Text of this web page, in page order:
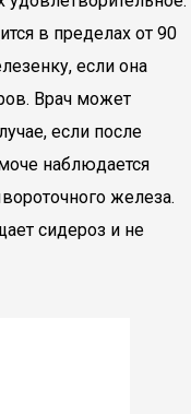
в пределах от 90
если она
Врач может
если после
наблюдается
железа.
сидероз и не